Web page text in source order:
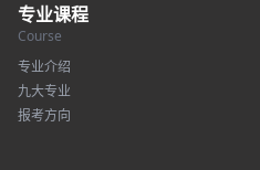
专业课程
Course
专业介绍
九大专业
报考方向